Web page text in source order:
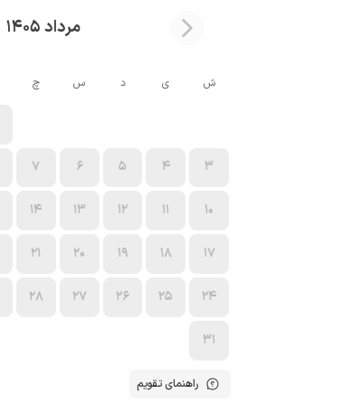
مرداد 1405
ش ی د س چ
3
4
5
6
7
10
11
12
13
14
17
18
19
20
21
24
25
26
27
28
31
راهنمای تقویم